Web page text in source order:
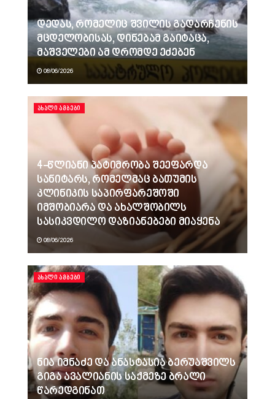
დედას, რომელიც შვილის გადარჩენის
მცდელობისას, დინებამ გაიტაცა,
მაშველები ამ დრომდე ეძებენ
08/06/2026
ᲐᲮᲐᲚᲘ ᲐᲛᲑᲔᲑᲘ
4-წლიანი პატიმრობა შეეფარდა
სანიტარს, რომელმაც ბათუმის
კლინიკის საპირფარეშოში
იმშობიარა და ახალშობილს
სასიკვდილო დაზიანებები მიაყენა
08/06/2026
ᲐᲮᲐᲚᲘ ᲐᲛᲑᲔᲑᲘ
ნია იმნაძე და ანასტასია ბერუაშვილს
გიგა ავალიანის საქმეზე ბრალი
წარედგინათ